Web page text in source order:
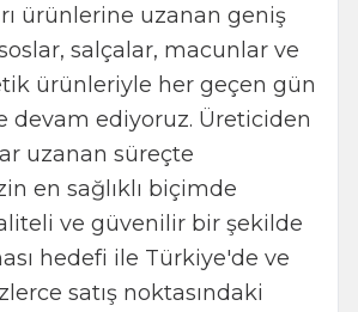
ürünlerine uzanan geniş
salçalar, macunlar ve
ürünleriyle her geçen gün
devam ediyoruz. Üreticiden
uzanan süreçte
en sağlıklı biçimde
ve güvenilir bir şekilde
hedefi ile Türkiye'de ve
satış noktasındaki